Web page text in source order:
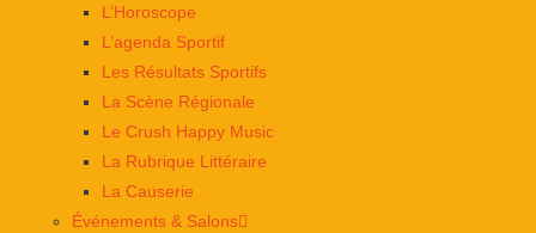
L’Horoscope
L’agenda Sportif
Les Résultats Sportifs
La Scène Régionale
Le Crush Happy Music
La Rubrique Littéraire
La Causerie
Événements & Salons